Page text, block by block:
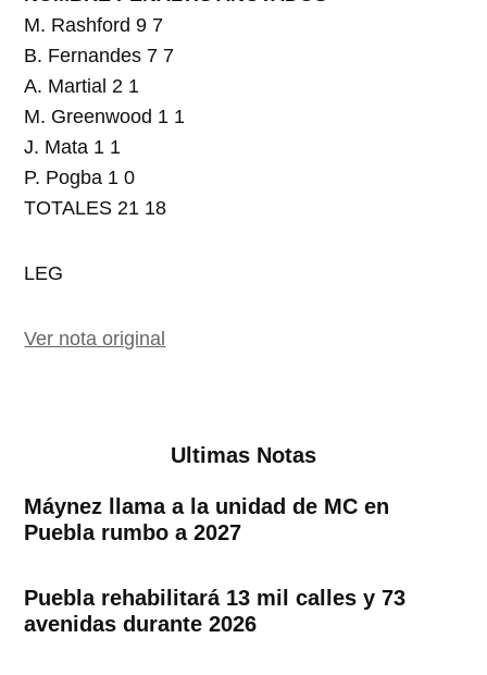
M. Rashford 9 7
B. Fernandes 7 7
A. Martial 2 1
M. Greenwood 1 1
J. Mata 1 1
P. Pogba 1 0
TOTALES 21 18
LEG
Ver nota original
Ultimas Notas
Máynez llama a la unidad de MC en
Puebla rumbo a 2027
Puebla rehabilitará 13 mil calles y 73
avenidas durante 2026